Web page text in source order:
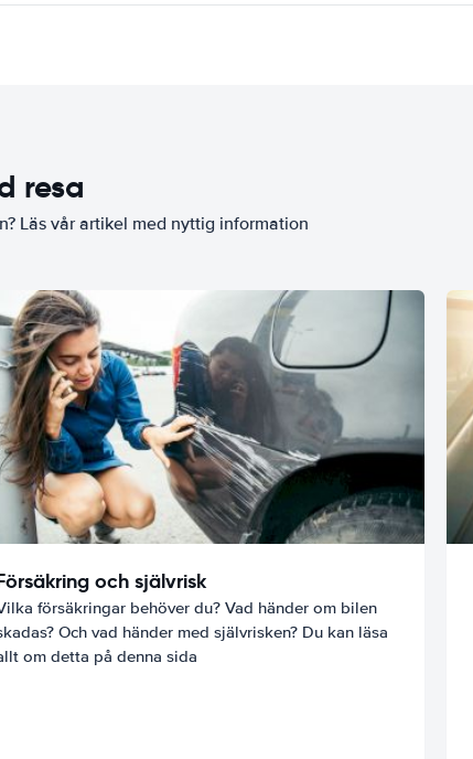
resa
Läs vår artikel med nyttig information
och självrisk
försäkringar behöver du? Vad händer om bilen
Och vad händer med självrisken? Du kan läsa
om detta på denna sida